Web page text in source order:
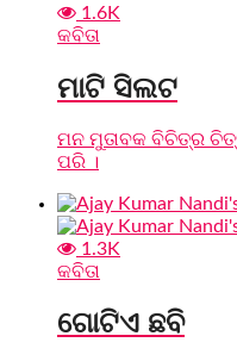
1.6K
କବିତା
ମାଟି ସିଲଟ
ମନ ମୁତାବକ ବିଚିତ୍ର
ପରି ।
1.3K
କବିତା
ଗୋଟିଏ ଛବି